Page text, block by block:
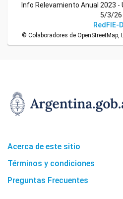
Info Relevamiento Anual 2023
5/3/26
RedFIE-
© Colaboradores de OpenStreetMap,
Acerca de este sitio
Términos y condiciones
Preguntas Frecuentes